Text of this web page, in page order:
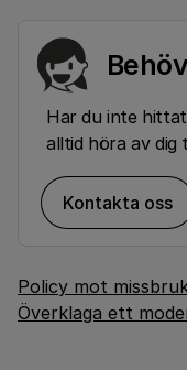
Har du inte
alltid höra av dig
Kontakta oss
Policy mot
Överklaga ett